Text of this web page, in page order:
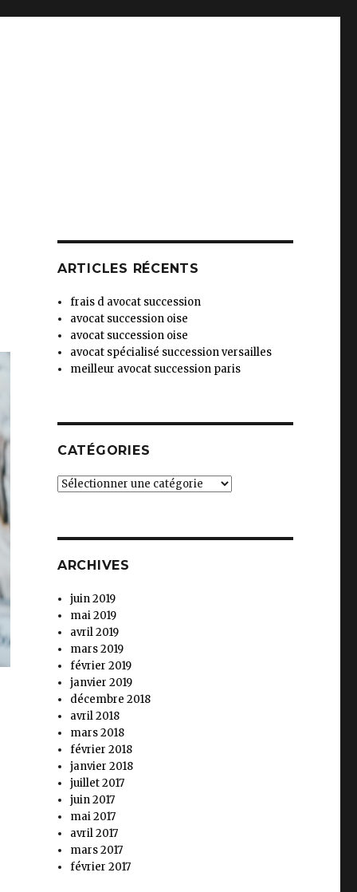
ARTICLES RÉCENTS
frais d avocat succession
avocat succession oise
avocat succession oise
avocat spécialisé succession versailles
meilleur avocat succession paris
CATÉGORIES
Catégories
ARCHIVES
juin 2019
mai 2019
avril 2019
mars 2019
février 2019
janvier 2019
décembre 2018
avril 2018
mars 2018
février 2018
janvier 2018
juillet 2017
juin 2017
mai 2017
avril 2017
mars 2017
février 2017